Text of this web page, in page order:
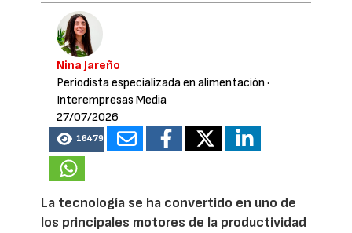
Nina Jareño
Periodista especializada en alimentación ·
Interempresas Media
27/07/2026
16479
La tecnología se ha convertido en uno de
los principales motores de la productividad